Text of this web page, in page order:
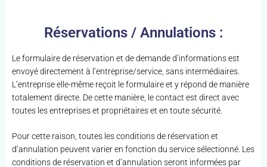
Réservations / Annulations :
Le formulaire de réservation et de demande d’informations est
envoyé directement à l’entreprise/service, sans intermédiaires.
L’entreprise elle-même reçoit le formulaire et y répond de manière
totalement directe. De cette manière, le contact est direct avec
toutes les entreprises et propriétaires et en toute sécurité.
Pour cette raison, toutes les conditions de réservation et
d’annulation peuvent varier en fonction du service sélectionné. Les
conditions de réservation et d’annulation seront informées par